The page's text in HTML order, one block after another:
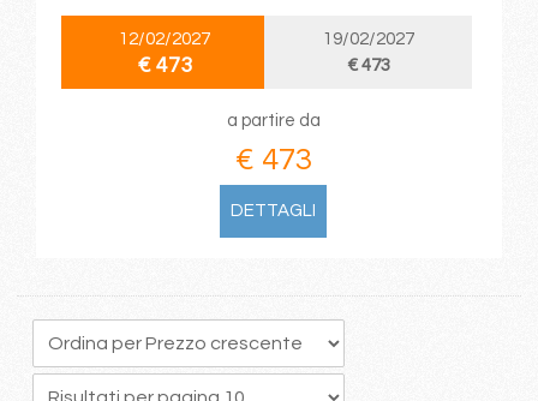
12/02/2027
€ 473
19/02/2027
€ 473
a partire da
€ 473
DETTAGLI